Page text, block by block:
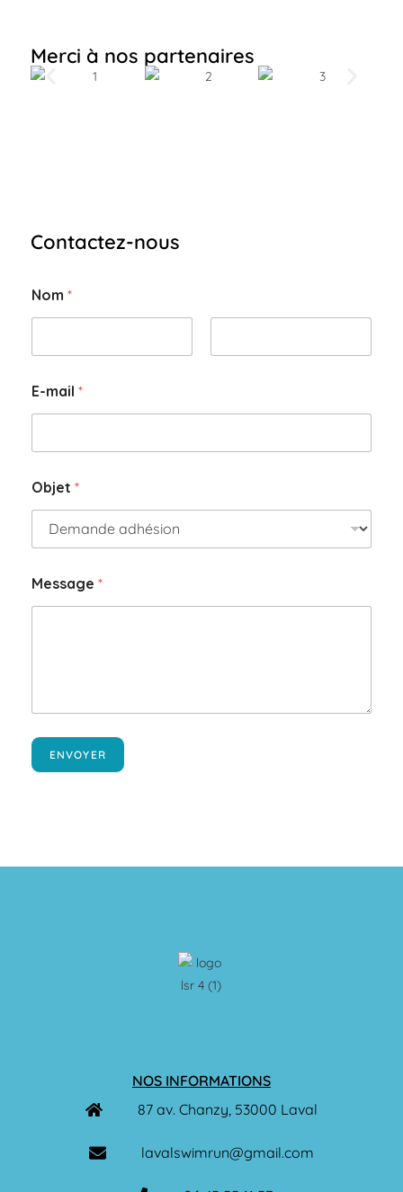
Merci à nos partenaires
Contactez-nous
M
e
g
e
O
j
t
Nom *
E-mail *
Objet *
Message *
ENVOYER
NOS INFORMATIONS
87 av. Chanzy, 53000 Laval
lavalswimrun@gmail.com